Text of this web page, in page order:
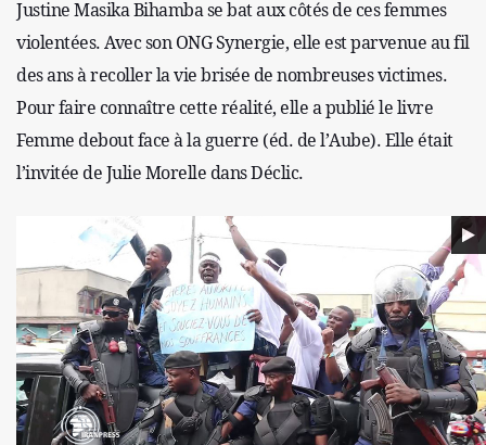
Justine Masika Bihamba se bat aux côtés de ces femmes
violentées. Avec son ONG Synergie, elle est parvenue au fil
des ans à recoller la vie brisée de nombreuses victimes.
Pour faire connaître cette réalité, elle a publié le livre
Femme debout face à la guerre (éd. de l’Aube). Elle était
l’invitée de Julie Morelle dans Déclic.